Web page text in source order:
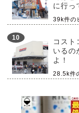
に行っ
39k件の
コスト
いるの
よ！
28.5k件